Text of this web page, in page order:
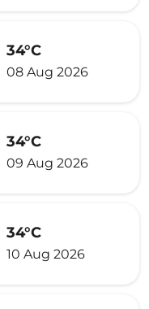
34°C
08 Aug 2026
34°C
09 Aug 2026
34°C
10 Aug 2026